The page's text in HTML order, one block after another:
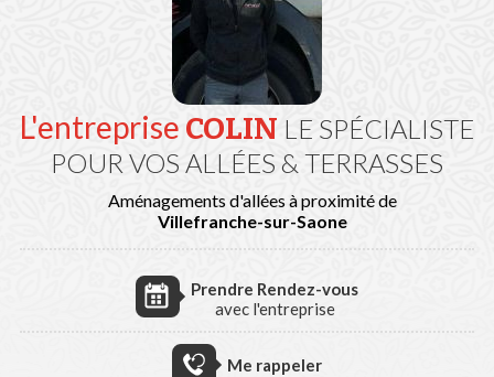
L'entreprise COLIN LE SPÉCIALISTE
POUR VOS ALLÉES & TERRASSES
Aménagements d'allées à proximité de
Villefranche-sur-Saone
Prendre Rendez-vous
avec l'entreprise
Me rappeler